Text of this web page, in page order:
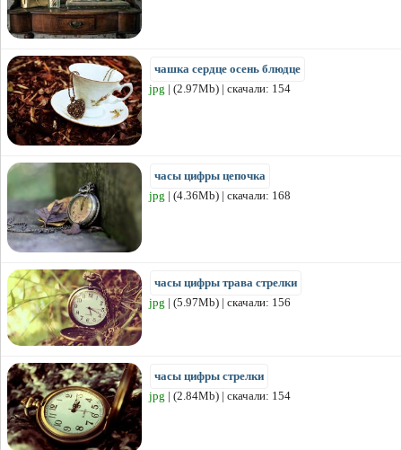
чашка сердце осень блюдце
jpg | (2.97Mb) | скачали: 154
часы цифры цепочка
jpg | (4.36Mb) | скачали: 168
часы цифры трава стрелки
jpg | (5.97Mb) | скачали: 156
часы цифры стрелки
jpg | (2.84Mb) | скачали: 154